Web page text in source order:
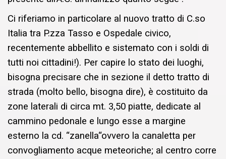
Ci riferiamo in particolare al nuovo tratto di C.so
Italia tra P.zza Tasso e Ospedale civico,
recentemente abbellito e sistemato con i soldi di
tutti noi cittadini!). Per capire lo stato dei luoghi,
bisogna precisare che in sezione il detto tratto di
strada (molto bello, bisogna dire), è costituito da
zone laterali di circa mt. 3,50 piatte, dedicate al
cammino pedonale e lungo esse a margine
esterno la cd. “zanella“ovvero la canaletta per
convogliamento acque meteoriche; al centro corre